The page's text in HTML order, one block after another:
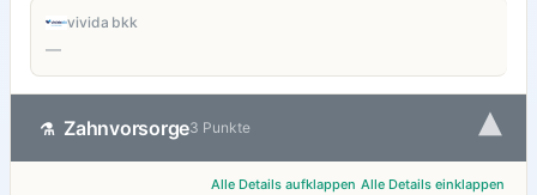
vivida bkk
—
⚗ Zahnvorsorge3 Punkte ▾
Alle Details aufklappen Alle Details einklappen